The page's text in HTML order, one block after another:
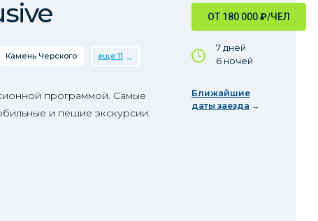
ОТ 180 000₽/ЧЕЛ
7 дней
6 ночей
Ближайшие
даты заезда
Камень Черского еще 11
программой. Самые
и пешие экскурсии.